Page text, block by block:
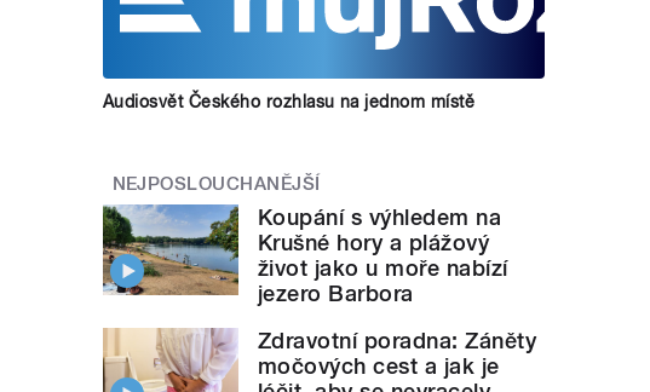
Audiosvět Českého rozhlasu na jednom místě
NEJPOSLOUCHANĚJŠÍ
Koupání s výhledem na
Krušné hory a plážový
život jako u moře nabízí
jezero Barbora
Zdravotní poradna: Záněty
močových cest a jak je